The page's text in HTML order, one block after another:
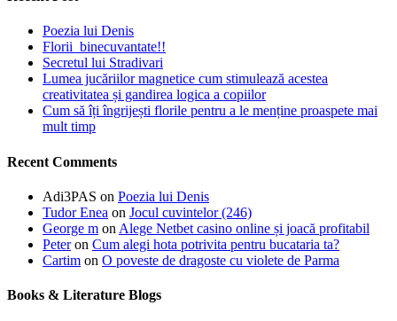
Poezia lui Denis
Florii binecuvantate!!
Secretul lui Stradivari
Lumea jucăriilor magnetice cum stimulează acestea
creativitatea și gandirea logica a copiilor
Cum să îți îngrijești florile pentru a le menține proaspete mai
mult timp
Recent Comments
Adi3PAS on Poezia lui Denis
Tudor Enea on Jocul cuvintelor (246)
George m on Alege Netbet casino online și joacă profitabil
Peteron Cum alegi hota potrivita pentru bucataria ta?
Cartim on O poveste de dragoste cu violete de Parma
Books & Literature Blogs